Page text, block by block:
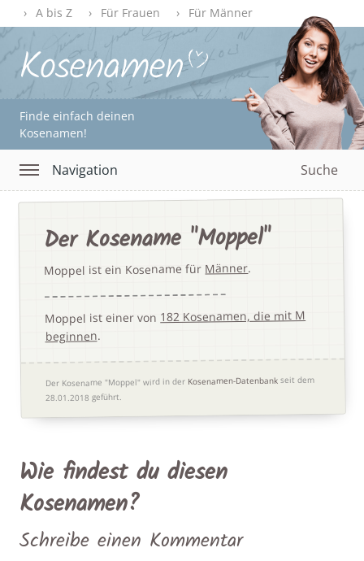
A bis Z Für Frauen Für Männer
Finde einfach deinen
Kosenamen!
Navigation Suche
Der Kosename "Moppel"
Moppel ist ein Kosename fürMänner.
Moppel ist einer von 182 Kosenamen, die mit M
beginnen.
Der Kosename "Moppel" wird in der Kosenamen-Datenbank seit dem
28.01.2018 geführt.
Wie findest du diesen
Kosenamen?
Schreibe einen Kommentar